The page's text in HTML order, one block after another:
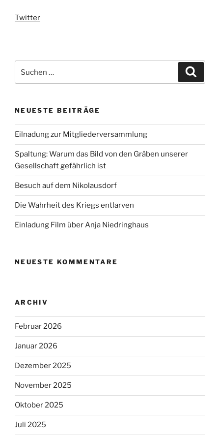
Twitter
nach:
NEUESTE BEITRÄGE
Eilnadung zur Mitgliederversammlung
Spaltung: Warum das Bild von den Gräben unserer
Gesellschaft gefährlich ist
Besuch auf dem Nikolausdorf
Die Wahrheit des Kriegs entlarven
Einladung Film über Anja Niedringhaus
NEUESTE KOMMENTARE
ARCHIV
Februar 2026
Januar 2026
Dezember 2025
November 2025
Oktober 2025
Juli 2025